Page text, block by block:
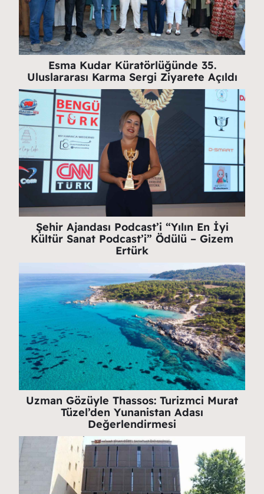
Esma Kudar Küratörlüğünde 35.
Uluslararası Karma Sergi Ziyarete Açıldı
Şehir Ajandası Podcast’i “Yılın En İyi
Kültür Sanat Podcast’i” Ödülü – Gizem
Ertürk
Uzman Gözüyle Thassos: Turizmci Murat
Tüzel’den Yunanistan Adası
Değerlendirmesi